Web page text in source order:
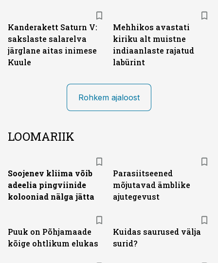
Kanderakett Saturn V:
sakslaste salarelva
järglane aitas inimese
Kuule
Mehhikos avastati
kiriku alt muistne
indiaanlaste rajatud
labürint
Rohkem ajaloost
LOOMARIIK
Soojenev kliima võib
adeelia pingviinide
kolooniad nälga jätta
Parasiitseened
mõjutavad ämblike
ajutegevust
Puuk on Põhjamaade
kõige ohtlikum elukas
Kuidas saurused välja
surid?